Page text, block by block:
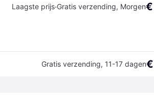
Laagste prijs·Gratis verzending, Morgen
Gratis verzending, 11-17 dagen